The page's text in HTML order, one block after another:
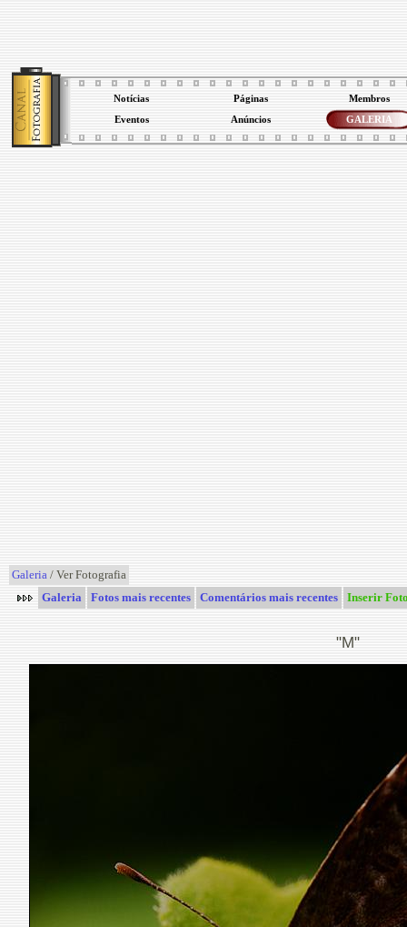
Notícias Páginas Membros
Eventos Anúncios GALERIA
Galeria / Ver Fotografia
Galeria
Fotos mais recentes Comentários mais recentes Inserir
"M"